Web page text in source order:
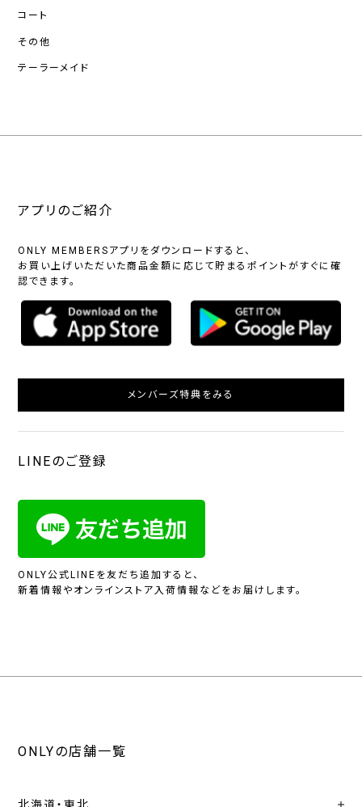
コート
その他
テーラーメイド
アプリのご紹介
ONLY MEMBERSアプリをダウンロードすると、
お買い上げいただいた商品金額に応じて貯まるポイントがすぐに確
認できます。
メンバーズ特典をみる
LINEのご登録
ONLY公式LINEを友だち追加すると、
新着情報やオンラインストア入荷情報などをお届けします。
ONLYの店舗一覧